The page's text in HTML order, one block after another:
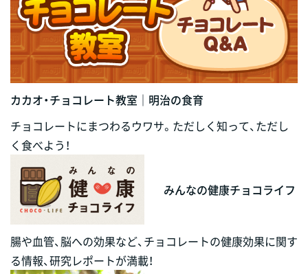
カカオ・チョコレート教室｜明治の食育
チョコレートにまつわるウワサ。ただしく知って、ただし
く食べよう！
みんなの健康チョコライフ
腸や血管、脳への効果など、チョコレートの健康効果に関す
る情報、研究レポートが満載！